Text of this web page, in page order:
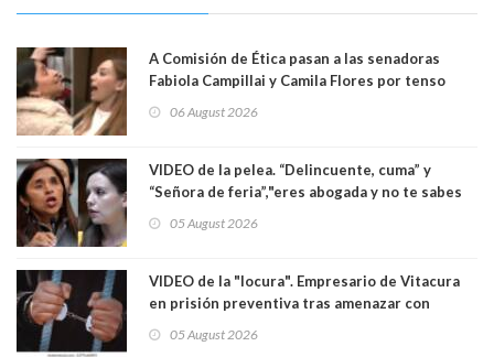
A Comisión de Ética pasan a las senadoras
Fabiola Campillai y Camila Flores por tenso
06 August 2026
VIDEO de la pelea. “Delincuente, cuma” y
“Señora de feria”,"eres abogada y no te sabes
senadoras Camila Flores y Fabiola Campillai en
05 August 2026
VIDEO de la "locura". Empresario de Vitacura
en prisión preventiva tras amenazar con
Los persiguió en potente camioneta
05 August 2026